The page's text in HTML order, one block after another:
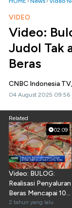
VIDEO
Video:
Judol Tak
Beras
CNBC Indonesia TV,
04 August 2025 09:56
Related
02:09
Video: BULOG:
Realisasi Penyaluran
Beras Mencapai 10-
12 Ribu Ton/Hari
2 tahun yang lalu